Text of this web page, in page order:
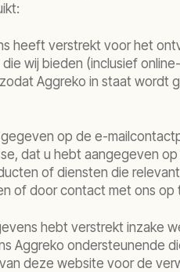
heeft verstrekt voor het
wij bieden (inclusief
Aggreko in staat wordt
op de e-
dat u hebt aangegeven
of diensten die
of door contact met ons
hebt verstrekt inzake
Aggreko ondersteunende
deze website voor de